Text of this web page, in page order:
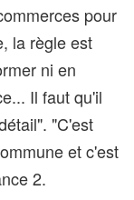
pour
la règle est
ni en
Il faut qu'il
"C'est
et c'est
2.